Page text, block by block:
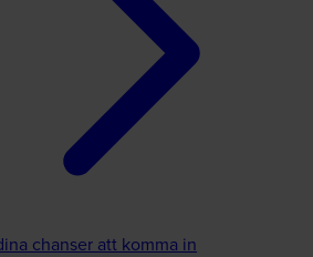
chanser att komma in